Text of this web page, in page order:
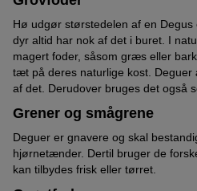
Hø udgør størstedelen af en
dyr altid har nok af det i buret. I
magert foder, såsom græs eller
tæt på deres naturlige kost.
af det. Derudover bruges det også
Grener og smågrene
Deguer er gnavere og skal
hjørnetænder. Dertil bruger de
kan tilbydes frisk eller tørret.